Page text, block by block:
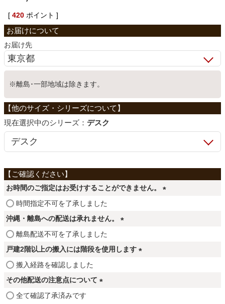
ベッド
収納家具
学習机
ホームオフィス
寝具
カーテン
ラグ
[ 420 ポイント ]
お届け先
※離島･一部地域は除きます。
シリーズ： デスク
お時間のご指定はお受けすることができません。
時間指定不可を了承しました
沖縄・離島への配送は承れません。
必
離島配送不可を了承しました
戸建2階以上の搬入には階段を使用します
搬入経路を確認しました
その他配送の注意点について
全て確認了承済みです